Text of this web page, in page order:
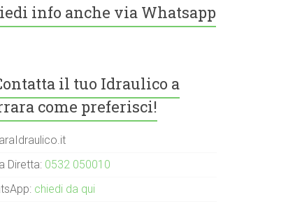
info anche via Whatsapp
il tuo Idraulico a
come preferisci!
Diretta: 0532 050010
chiedi da qui